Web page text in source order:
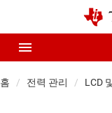
홈 전력 관리 LCD